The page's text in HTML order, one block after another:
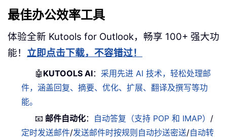
最佳办公效率工具
体验全新 Kutools for Outlook，畅享 100+ 强大功
能！ 立即点击下载，不容错过！
🤖 KUTOOLS AI： 采用先进 AI 技术，轻松处理邮
件，涵盖回复、摘要、优化、扩展、翻译及撰写等功
能。
📧 邮件自动化： 自动答复（支持 POP 和 IMAP） /
定时发送邮件/发送邮件时按规则自动抄送密送/自动转